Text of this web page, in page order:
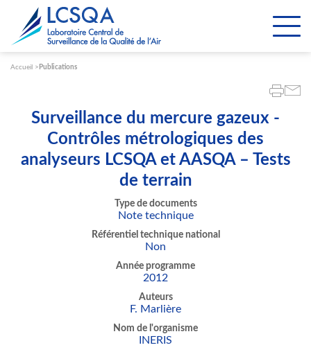
Accueil Publications
Surveillance du mercure gazeux -
Contrôles métrologiques des
analyseurs LCSQA et AASQA – Tests
de terrain
Type de documents
Note technique
Référentiel technique national
Non
Année programme
2012
Auteurs
F. Marlière
Nom de l'organisme
INERIS
Paramétrer les cookies